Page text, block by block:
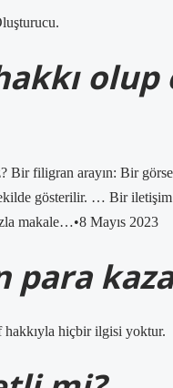
olup
Bir filigran arayın: Bir
gösterilir. … Bir iletişim
makale…•8 Mayıs 2023
hakkıyla hiçbir ilgisi yoktur.